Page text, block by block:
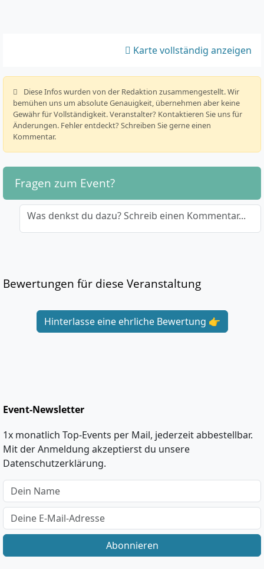
Karte vollständig anzeigen
️ Diese Infos wurden von der Redaktion zusammengestellt. Wir
bemühen uns um absolute Genauigkeit, übernehmen aber keine
Gewähr für Vollständigkeit. Veranstalter? Kontaktieren Sie uns für
Änderungen. Fehler entdeckt? Schreiben Sie gerne einen
Kommentar.
Fragen zum Event?
Was denkst du dazu? Schreib einen Kommentar...
Bewertungen für diese Veranstaltung
Hinterlasse eine ehrliche Bewertung 👉
Event-Newsletter
1x monatlich Top-Events per Mail, jederzeit abbestellbar.
Mit der Anmeldung akzeptierst du unsere
Datenschutzerklärung.
Abonnieren